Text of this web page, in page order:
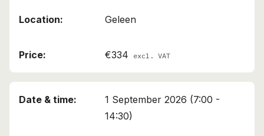
Geleen
€334 excl. VAT
1 September 2026 (7:00 -
14:30)